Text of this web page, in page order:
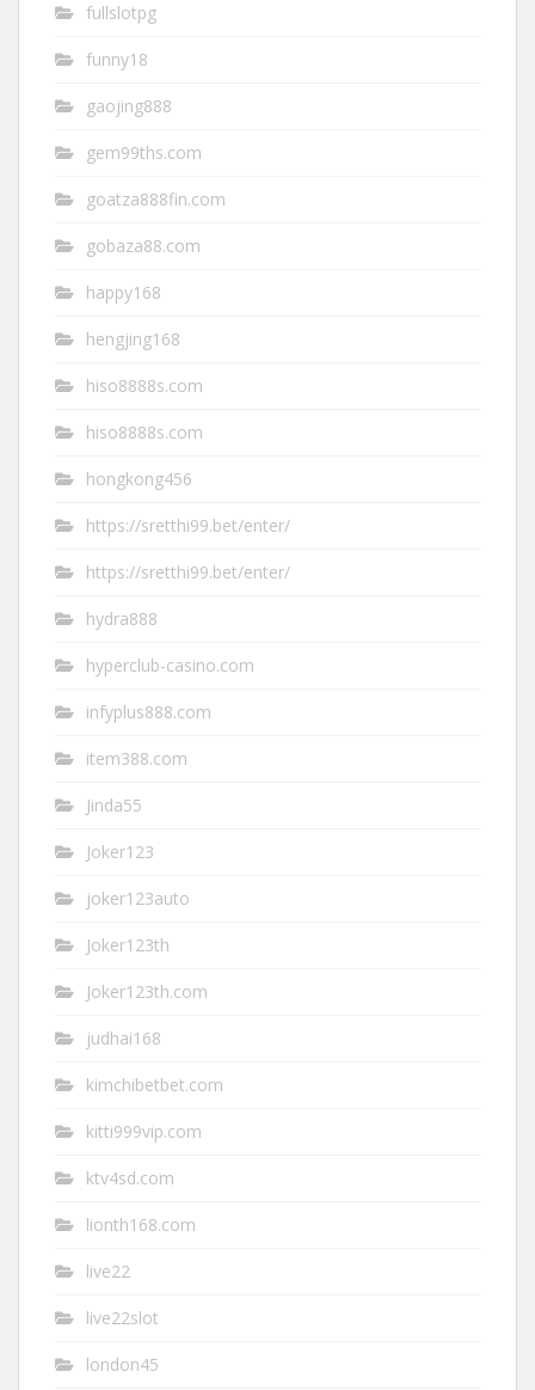
fullslotpg
funny18
gaojing888
gem99ths.com
goatza888fin.com
gobaza88.com
happy168
hengjing168
hiso8888s.com
hiso8888s.com
hongkong456
https://sretthi99.bet/enter/
https://sretthi99.bet/enter/
hydra888
hyperclub-casino.com
infyplus888.com
item388.com
Jinda55
Joker123
joker123auto
Joker123th
Joker123th.com
judhai168
kimchibetbet.com
kitti999vip.com
ktv4sd.com
lionth168.com
live22
live22slot
london45